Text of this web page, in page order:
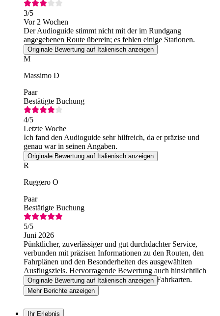
3/5
Vor 2 Wochen
Der Audioguide stimmt nicht mit der im Rundgang
angegebenen Route überein; es fehlen einige Stationen.
Originale Bewertung auf Italienisch anzeigen
M
Massimo D
Paar
Bestätigte Buchung
4/5
Letzte Woche
Ich fand den Audioguide sehr hilfreich, da er präzise und
genau war in seinen Angaben.
Originale Bewertung auf Italienisch anzeigen
R
Ruggero O
Paar
Bestätigte Buchung
5/5
Juni 2026
Pünktlicher, zuverlässiger und gut durchdachter Service,
verbunden mit präzisen Informationen zu den Routen, den
Fahrplänen und den Besonderheiten des ausgewählten
Ausflugsziels. Hervorragende Bewertung auch hinsichtlich
der Zuverlässigkeit beim Online-Kauf von Fahrkarten.
Originale Bewertung auf Italienisch anzeigen
Mehr Berichte anzeigen
Ihr Erlebnis